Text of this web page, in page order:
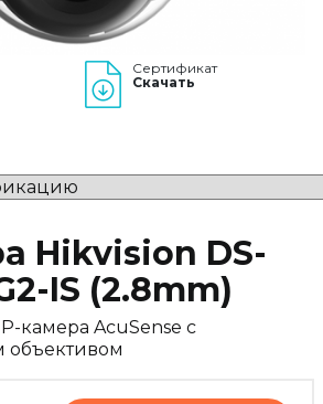
Сертификат
Скачать
Hikvision DS-
IS (2.8mm)
камера AcuSense с